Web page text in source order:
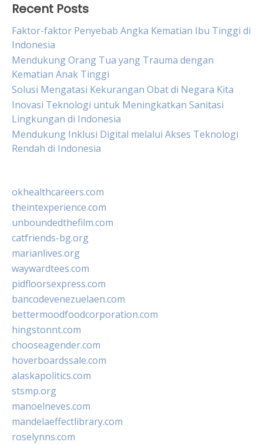
Recent Posts
Faktor-faktor Penyebab Angka Kematian Ibu Tinggi di
Indonesia
Mendukung Orang Tua yang Trauma dengan
Kematian Anak Tinggi
Solusi Mengatasi Kekurangan Obat di Negara Kita
Inovasi Teknologi untuk Meningkatkan Sanitasi
Lingkungan di Indonesia
Mendukung Inklusi Digital melalui Akses Teknologi
Rendah di Indonesia
okhealthcareers.com
theintexperience.com
unboundedthefilm.com
catfriends-bg.org
marianlives.org
waywardtees.com
pidfloorsexpress.com
bancodevenezuelaen.com
bettermoodfoodcorporation.com
hingstonnt.com
chooseagender.com
hoverboardssale.com
alaskapolitics.com
stsmp.org
manoelneves.com
mandelaeffectlibrary.com
roselynns.com